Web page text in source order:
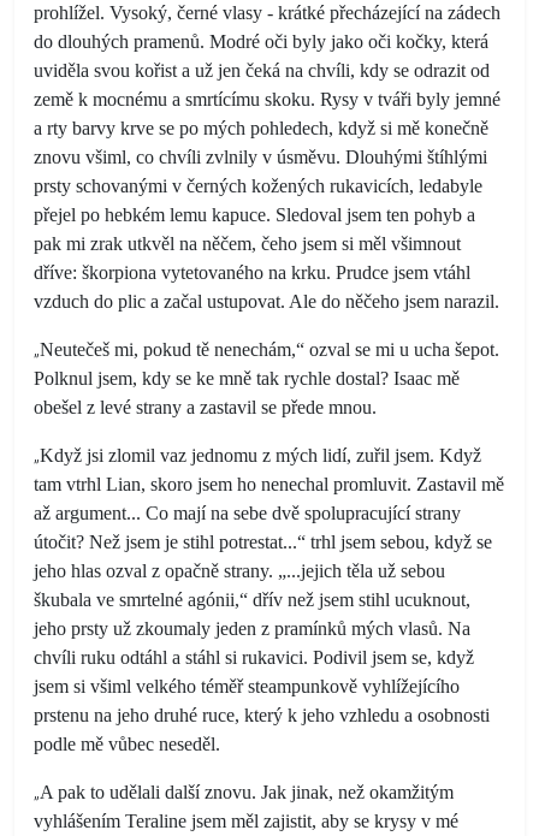
prohlížel. Vysoký, černé vlasy - krátké přecházející na zádech
do dlouhých pramenů. Modré oči byly jako oči kočky, která
uviděla svou kořist a už jen čeká na chvíli, kdy se odrazit od
země k mocnému a smrtícímu skoku. Rysy v tváři byly jemné
a rty barvy krve se po mých pohledech, když si mě konečně
znovu všiml, co chvíli zvlnily v úsměvu. Dlouhými štíhlými
prsty schovanými v černých kožených rukavicích, ledabyle
přejel po hebkém lemu kapuce. Sledoval jsem ten pohyb a
pak mi zrak utkvěl na něčem, čeho jsem si měl všimnout
dříve: škorpiona vytetovaného na krku. Prudce jsem vtáhl
vzduch do plic a začal ustupovat. Ale do něčeho jsem narazil.
„Neutečeš mi, pokud tě nenechám,“ ozval se mi u ucha šepot.
Polknul jsem, kdy se ke mně tak rychle dostal? Isaac mě
obešel z levé strany a zastavil se přede mnou.
„Když jsi zlomil vaz jednomu z mých lidí, zuřil jsem. Když
tam vtrhl Lian, skoro jsem ho nenechal promluvit. Zastavil mě
až argument... Co mají na sebe dvě spolupracující strany
útočit? Než jsem je stihl potrestat...“ trhl jsem sebou, když se
jeho hlas ozval z opačně strany. „...jejich těla už sebou
škubala ve smrtelné agónii,“ dřív než jsem stihl ucuknout,
jeho prsty už zkoumaly jeden z pramínků mých vlasů. Na
chvíli ruku odtáhl a stáhl si rukavici. Podivil jsem se, když
jsem si všiml velkého téměř steampunkově vyhlížejícího
prstenu na jeho druhé ruce, který k jeho vzhledu a osobnosti
podle mě vůbec neseděl.
„A pak to udělali další znovu. Jak jinak, než okamžitým
vyhlášením Teraline jsem měl zajistit, aby se krysy v mé